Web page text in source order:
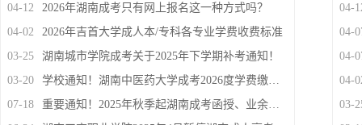
04-12
2026年湖南成考只有网上报名这一种方式吗？
04-02
2026年吉首大学成人本/专科各专业学费收费标准
03-25
湖南城市学院成考关于2025年下学期补考通知！
03-20
学校通知！湖南中医药大学成考2026度学费缴纳入口已开启
07-18
重要通知！2025年秋季起湖南成考函授、业余正式更名为 “非脱产”
讲
信
04-
04-
04-
04-
03-